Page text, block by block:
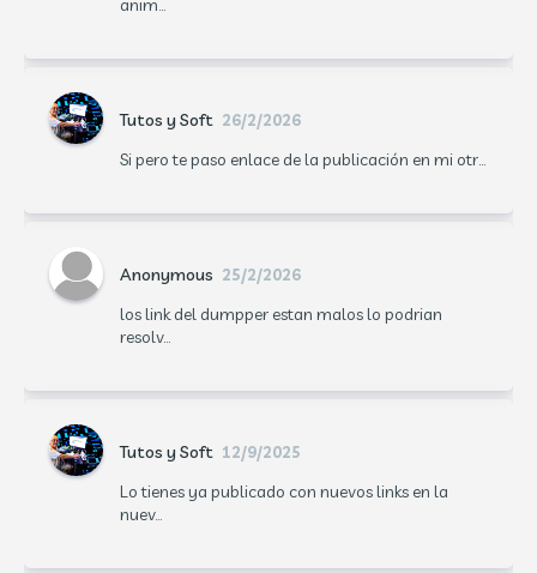
anim...
Tutos y Soft 26/2/2026
Si pero te paso enlace de la publicación en mi otr...
Anonymous 25/2/2026
los link del dumpper estan malos lo podrian
resolv...
Tutos y Soft 12/9/2025
Lo tienes ya publicado con nuevos links en la
nuev...